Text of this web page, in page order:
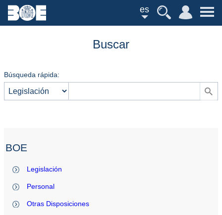
es
Buscar
Búsqueda rápida:
BOE
Legislación
Personal
Otras Disposiciones